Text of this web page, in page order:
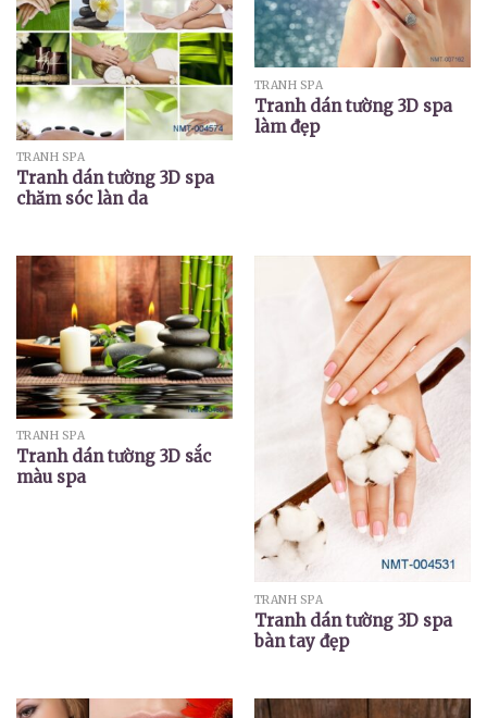
TRANH SPA
Tranh dán tường 3D spa
chăm sóc làn da
TRANH SPA
Tranh dán tường 3D spa
làm đẹp
TRANH SPA
Tranh dán tường 3D sắc
màu spa
TRANH SPA
Tranh dán tường 3D spa
bàn tay đẹp